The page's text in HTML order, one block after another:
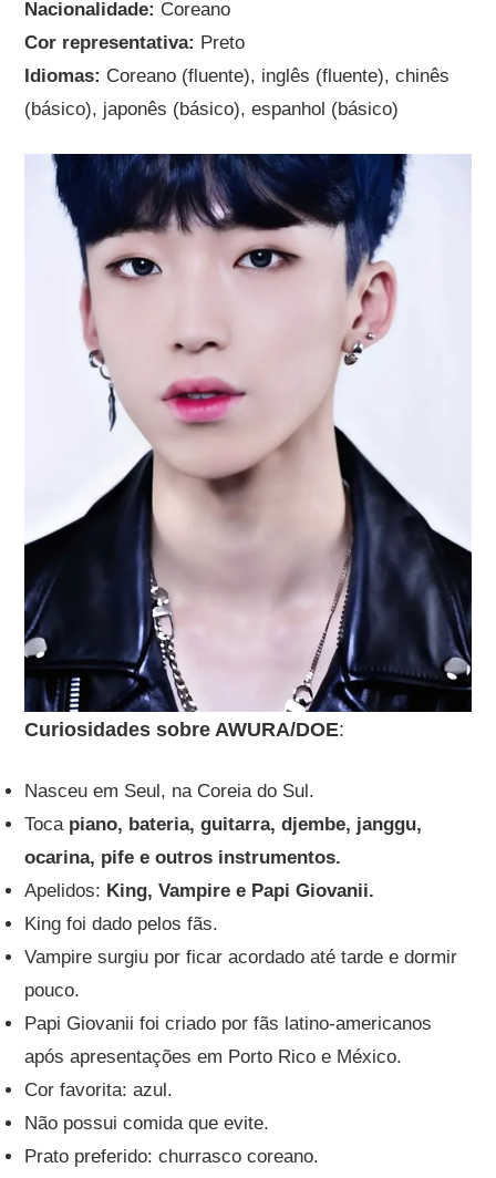
Nacionalidade: Coreano
Cor representativa: Preto
Idiomas: Coreano (fluente), inglês (fluente), chinês
(básico), japonês (básico), espanhol (básico)
Curiosidades sobre AWURA/DOE:
Nasceu em Seul, na Coreia do Sul.
Toca piano, bateria, guitarra, djembe, janggu,
ocarina, pife e outros instrumentos.
Apelidos: King, Vampire e Papi Giovanii.
King foi dado pelos fãs.
Vampire surgiu por ficar acordado até tarde e dormir
pouco.
Papi Giovanii foi criado por fãs latino-americanos
após apresentações em Porto Rico e México.
Cor favorita: azul.
Não possui comida que evite.
Prato preferido: churrasco coreano.